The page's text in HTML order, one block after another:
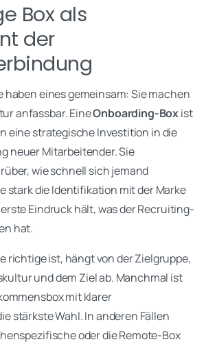
Box als
der
haben eines gemeinsam: Sie machen
anfassbar. EineOnboarding-Boxist
eine strategische Investition in die
neuer Mitarbeitender. Sie
wie schnell sich jemand
stark die Identifikation mit der Marke
Eindruck hält, was der Recruiting-
hat.
richtige ist, hängt von der Zielgruppe,
und dem Ziel ab. Manchmal ist
mit klarer
stärkste Wahl. In anderen Fällen
oder die Remote-Box